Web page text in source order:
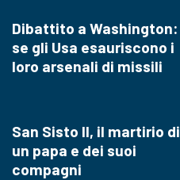
Dibattito a Washington:
se gli Usa esauriscono i
loro arsenali di missili
San Sisto II, il martirio di
un papa e dei suoi
compagni